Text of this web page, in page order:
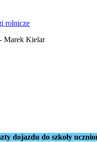
rolnicze
Marek Kielar
dojazdu do szkoły